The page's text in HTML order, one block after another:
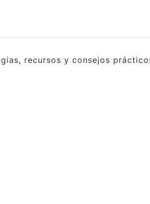
recursos y consejos